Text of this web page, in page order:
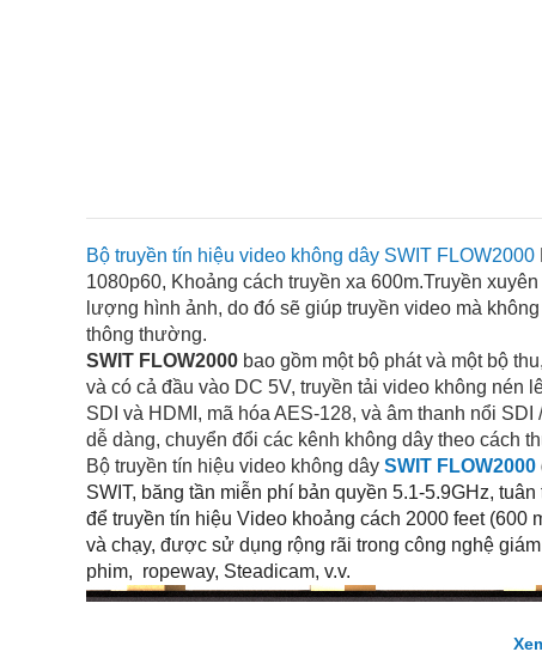
Bộ truyền tín hiệu video không dây SWIT FLOW2000
1080p60, Khoảng cách truyền xa 600m.Truyền
lượng hình ảnh, do đó sẽ giúp truyền video mà
thông thường.
SWIT FLOW2000 bao gồm một bộ phát và một bộ
và có cả đầu vào DC 5V, truyền tải video không nén
SDI và HDMI, mã hóa AES-128, và âm thanh nổi
dễ dàng, chuyển đổi các kênh không dây theo cách
Bộ truyền tín hiệu video không dây SWIT FLOW2000
SWIT, băng tần miễn phí bản quyền 5.1-5.9GHz,
để truyền tín hiệu Video khoảng cách 2000 feet (600
và chạy, được sử dụng rộng rãi trong công nghệ
phim, ropeway, Steadicam, v.v.